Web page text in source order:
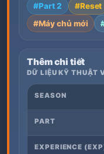
#Part 2 #Reset
#Máy chủ mới
Thêm chi tiết
DỮ LIỆU KỸ THUẬT
SEASON
PART
EXPERIENCE